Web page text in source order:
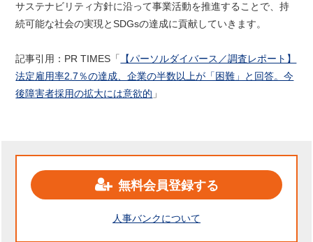
サステナビリティ方針に沿って事業活動を推進することで、持
続可能な社会の実現とSDGsの達成に貢献していきます。
記事引用：PR TIMES「
【パーソルダイバース／調査レポート】
法定雇用率2.7％の達成、企業の半数以上が「困難」と回答。今
後障害者採用の拡大には意欲的 」
無料会員登録する
人事バンクについて